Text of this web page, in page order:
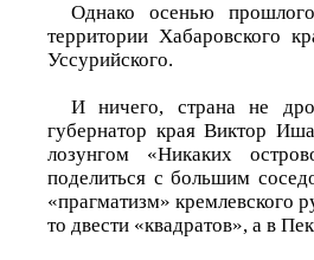
Однако осенью
территории Хабаровского
Уссурийского.
И ничего, страна не
губернатор края Виктор
лозунгом «Никаких
поделиться с большим
«прагматизм» кремлевского
то двести «квадратов», а в